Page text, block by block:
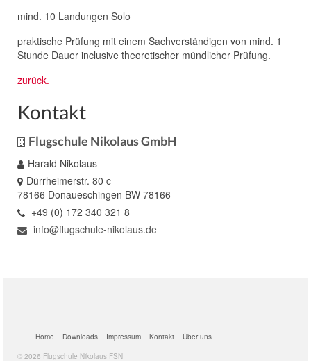
mind. 10 Landungen Solo
praktische Prüfung mit einem Sachverständigen von mind. 1
Stunde Dauer inclusive theoretischer mündlicher Prüfung.
zurück.
Kontakt
Flugschule Nikolaus GmbH
Harald Nikolaus
Dürrheimerstr. 80 c
78166 Donaueschingen BW 78166
+49 (0) 172 340 321 8
info@flugschule-nikolaus.de
Home Downloads Impressum Kontakt
Über uns
© 2026 Flugschule Nikolaus FSN